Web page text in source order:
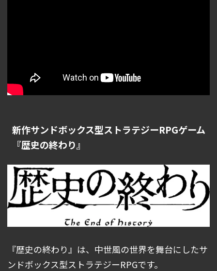
新作サンドボックス型ストラテジーRPGゲーム
『歴史の終わり』
『歴史の終わり』は、中世風の世界を舞台にしたサ
ンドボックス型ストラテジーRPGです。